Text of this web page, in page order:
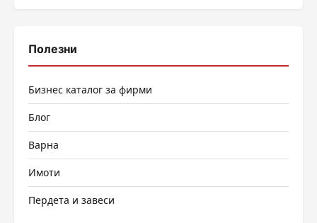
Полезни
Бизнес каталог за фирми
Блог
Варна
Имоти
Пердета и завеси